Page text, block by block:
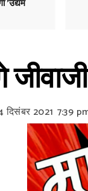
'उद्यम
दिसंबर 2021 7:39